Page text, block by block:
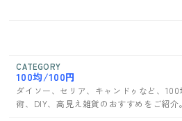
CATEGORY
100均/100円
ダイソー、セリア、キャンドゥなど、
術、DIY、高見え雑貨のおすすめをご紹介。